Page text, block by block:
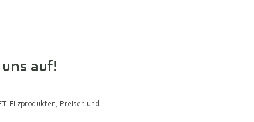
auf!
Filzprodukten, Preisen und